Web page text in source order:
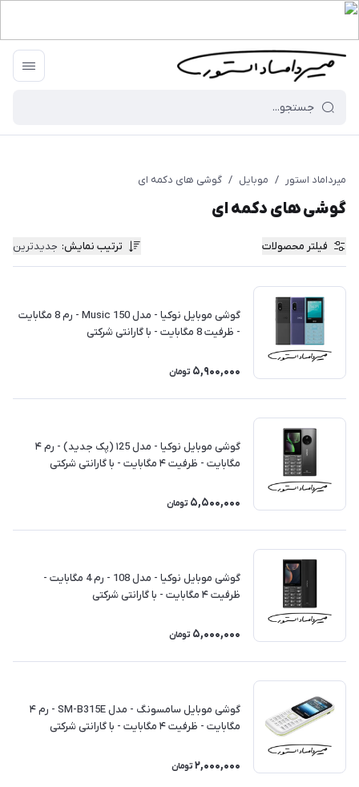
میرداماد استور / موبایل / گوشی های دکمه ای
گوشی های دکمه ای
فیلتر محصولات ترتیب نمایش: جدیدترین
گوشی موبايل نوکیا - مدل 150 Music - رم 8 مگابایت
- ظرفیت 8 مگابایت - با گارانتی شرکتی
5,900,000 تومان
گوشی موبايل نوکیا - مدل ۱25 (پک جدید) - رم ۴
مگابایت - ظرفیت ۴ مگابایت - با گارانتی شرکتی
5,500,000 تومان
گوشی موبايل نوکیا - مدل 108 - رم 4 مگابایت -
ظرفیت ۴ مگابایت - با گارانتی شرکتی
5,000,000 تومان
گوشی موبايل سامسونگ - مدل SM-B315E - رم ۴
مگابایت - ظرفیت ۴ مگابایت - با گارانتی شرکتی
2,000,000 تومان